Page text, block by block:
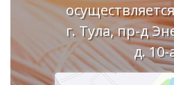
г. Тула, пр-д
д. 10-